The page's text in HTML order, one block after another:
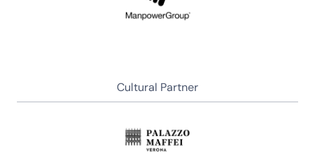
Cultural Partner